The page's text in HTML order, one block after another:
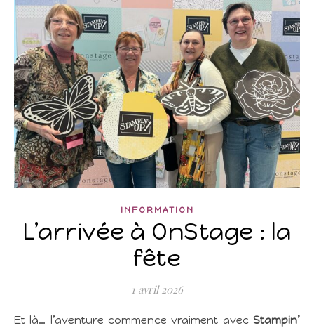
INFORMATION
L’arrivée à OnStage : la
fête
1 avril 2026
Et là… l’aventure commence vraiment avec Stampin’